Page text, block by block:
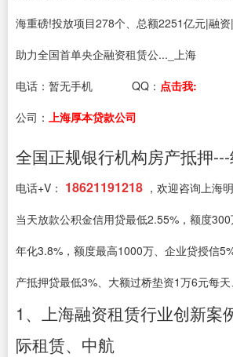
海重磅!投放项目278个、总额2251亿元|融
助力全国首单央企融资租赁公..._上海
电话： 暂无手机 QQ： 点击我:
公司： 上海厚本贷款公司
全国正规银行机构房产抵押
电话+V： 18621191218 ，欢迎咨询上海
当天放款公积金信用贷最低2.55%，额度
年化3.8%，额度最高1000万、企业贷授信
产抵押贷最低3%、大额过桥垫资1万6元每
1、上海融资租赁行业创新案
际租赁、中航